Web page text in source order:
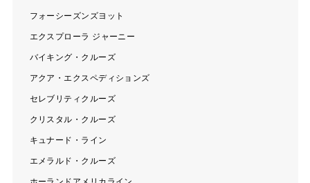
フォーシーズンズヨット
エクスプローラ ジャーニー
バイキング・クルーズ
アクア・エクスペディションズ
セレブリティクルーズ
クリスタル・クルーズ
キュナード・ライン
エメラルド・クルーズ